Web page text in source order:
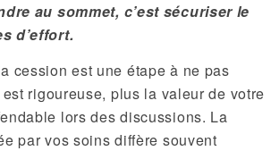
au sommet, c’est sécuriser le
d’effort.
cession est une étape à ne pas
rigoureuse, plus la valeur de votre
lors des discussions. La
par vos soins diffère souvent